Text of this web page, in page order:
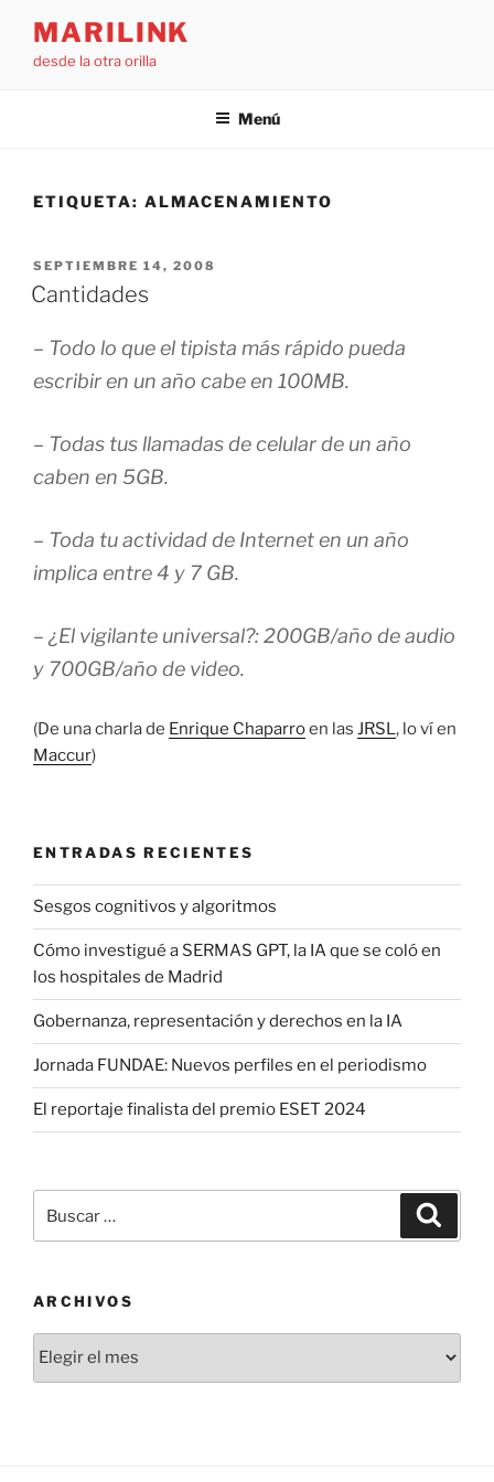
contenido
MARILINK
desde la otra orilla
Menú
ETIQUETA: ALMACENAMIENTO
PUBLICADO
EL
SEPTIEMBRE 14, 2008
Cantidades
– Todo lo que el tipista más rápido pueda
escribir en un año cabe en 100MB.
– Todas tus llamadas de celular de un año
caben en 5GB.
– Toda tu actividad de Internet en un año
implica entre 4 y 7 GB.
– ¿El vigilante universal?: 200GB/año de audio
y 700GB/año de video.
(De una charla de Enrique Chaparroen las JRSL, lo ví en
Maccur)
ENTRADAS RECIENTES
Sesgos cognitivos y algoritmos
Cómo investigué a SERMAS GPT, la IA que se coló en
los hospitales de Madrid
Gobernanza, representación y derechos en la IA
Jornada FUNDAE: Nuevos perfiles en el periodismo
El reportaje finalista del premio ESET 2024
por:
ARCHIVOS